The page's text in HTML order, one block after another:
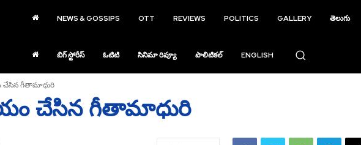
NEWS & GOSSIPS OTT REVIEWS POLITICS GALLERY తెలుగు
బిగ్ స్టోరీస్ ఓటిటి సినిమా రివ్యూ పొలిటికల్ ENGLISH
చేసిన గీతామాధురి
చేసిన గీతామాధురి